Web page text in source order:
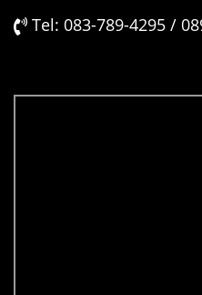
Tel: 083-789-4295 /